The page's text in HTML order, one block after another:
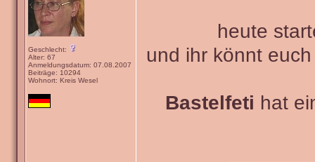
Geschlecht:
Alter: 67
Anmeldungsdatum: 07.08.2007
Beiträge: 10294
Wohnort: Kreis Wesel
heute
und ihr könnt
Bastelfeti hat